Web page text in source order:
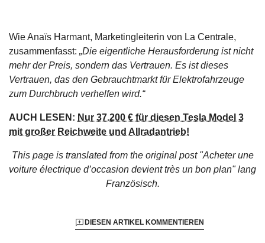
Wie Anaïs Harmant, Marketingleiterin von La Centrale,
zusammenfasst: „Die eigentliche Herausforderung ist nicht
mehr der Preis, sondern das Vertrauen. Es ist dieses
Vertrauen, das den Gebrauchtmarkt für Elektrofahrzeuge
zum Durchbruch verhelfen wird.“
AUCH LESEN: Nur 37.200 € für diesen Tesla Model 3
mit großer Reichweite und Allradantrieb!
This page is translated from the original post "Acheter une
voiture électrique d’occasion devient très un bon plan"lang
Französisch.
DIESEN ARTIKEL KOMMENTIEREN